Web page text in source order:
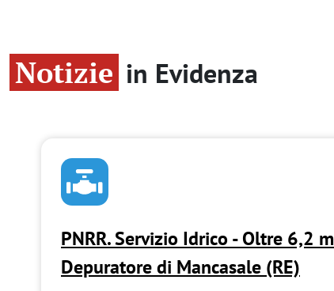
Notizie in Evidenza
PNRR. Servizio Idrico - Oltre 6,2
Depuratore di Mancasale (RE)